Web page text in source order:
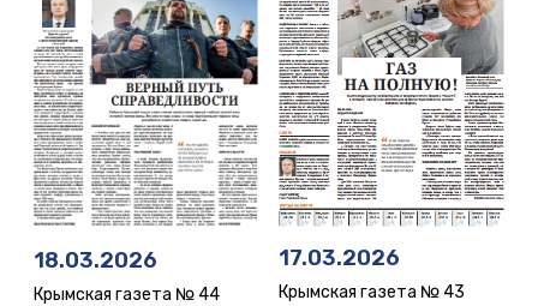
18.03.2026
Крымская газета № 44
17.03.2026
Крымская газета № 43